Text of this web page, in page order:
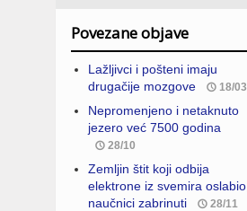
Povezane objave
Lažljivci i pošteni imaju
drugačije mozgove
18/03
Nepromenjeno i netaknuto
jezero već 7500 godina
28/10
Zemljin štit koji odbija
elektrone iz svemira oslabio,
naučnici zabrinuti
28/11